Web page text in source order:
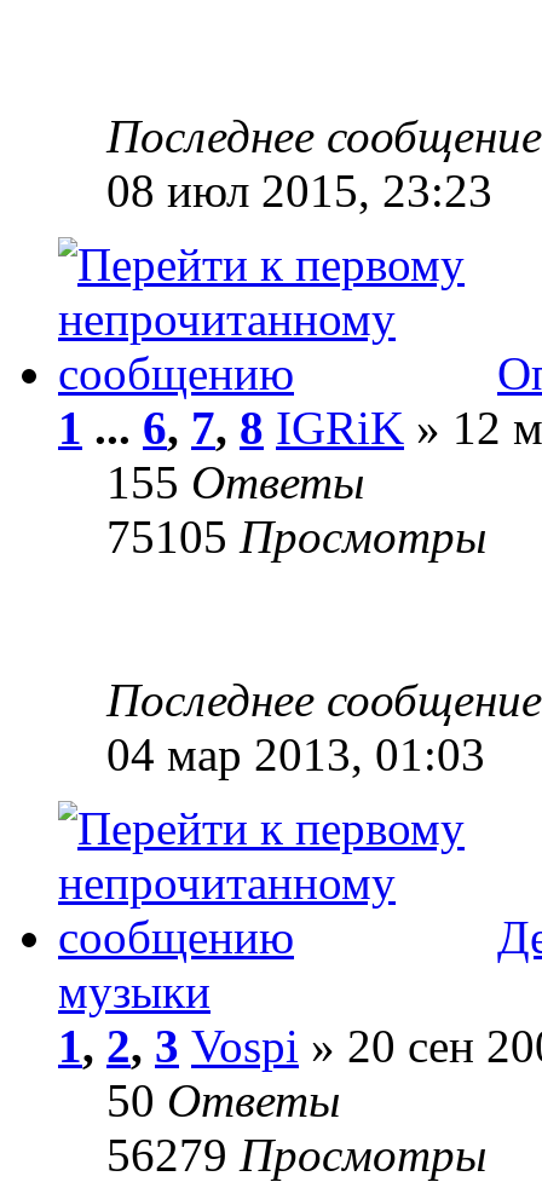
Последнее
08 июл 2015, 23:23
1 ... 6, 7, 8 IGRiK » 12
155 Ответы
75105 Просмотры
Последнее
04 мар 2013, 01:03
музыки
1, 2, 3 Vospi » 20 сен
50 Ответы
56279 Просмотры